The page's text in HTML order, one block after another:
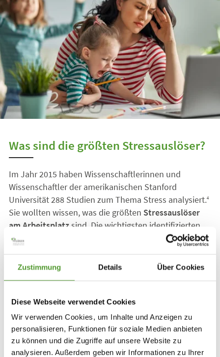
Zustimmung Details Über Cookies
Diese Webseite verwendet Cookies
Wir verwenden Cookies, um Inhalte und Anzeigen zu
personalisieren, Funktionen für soziale Medien anbieten
zu können und die Zugriffe auf unsere Website zu
analysieren. Außerdem geben wir Informationen zu Ihrer
Was sind die größten Stressauslöser?
Im Jahr 2015 haben Wissenschaftlerinnen und
Wissenschaftler der amerikanischen Stanford
Universität 288 Studien zum Thema Stress analysiert.4
Sie wollten wissen, was die größten Stressauslöser
am Arbeitsplatzsind. Die wichtigsten identifizierten
Stressoren lassen sich auch auf deutsche Verhältnisse
Verlust der Kontrolle im Job
zu viele Überstunden
Leistungs- und Termindruck
zu schnelles Arbeiten
zu viele gleichzeitige Aufgaben